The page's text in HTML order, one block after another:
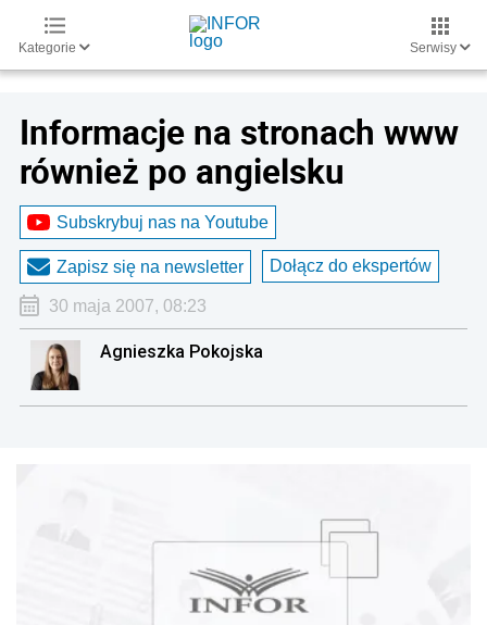
Kategorie Serwisy
Informacje na stronach www
również po angielsku
Subskrybuj nas na Youtube
Zapisz się na newsletter Dołącz do ekspertów
30 maja 2007, 08:23
Agnieszka Pokojska